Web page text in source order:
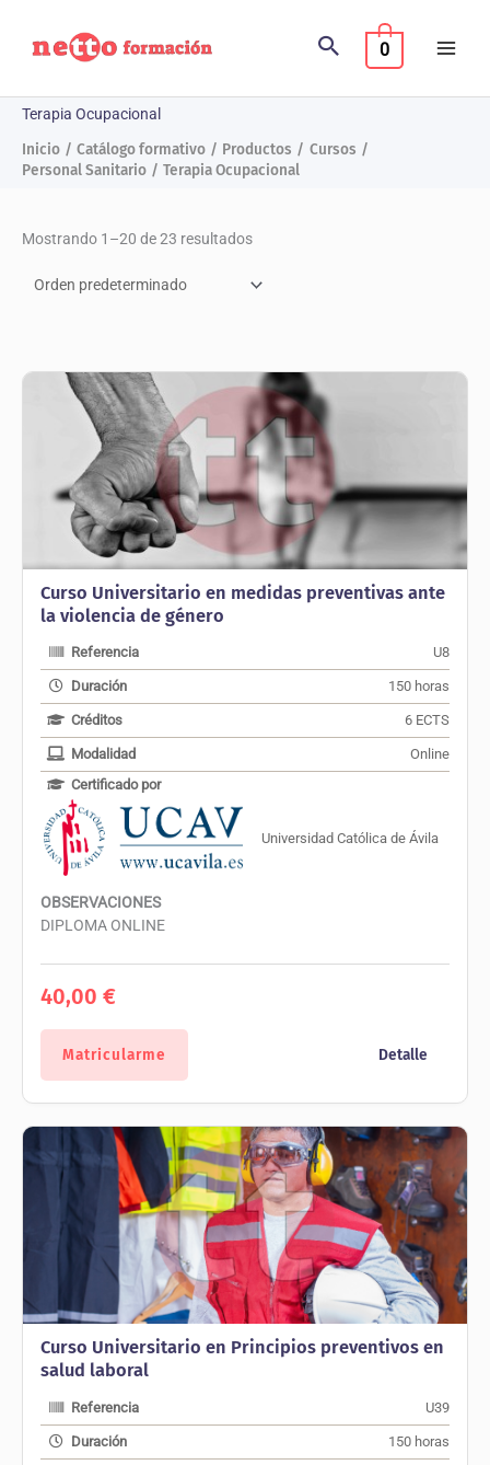
contenido
0
Terapia Ocupacional
Inicio Catálogo formativo Productos
Cursos
Personal Sanitario
Terapia Ocupacional
Mostrando 1–20 de 23 resultados
Curso Universitario en medidas preventivas ante
la violencia de género
Referencia U8
Duración 150 horas
Créditos 6 ECTS
Modalidad
Online
Certificado por
Universidad Católica de Ávila
OBSERVACIONES
DIPLOMA ONLINE
40,00€
Matricularme Detalle
Curso Universitario en Principios preventivos en
salud laboral
Referencia U39
Duración 150 horas